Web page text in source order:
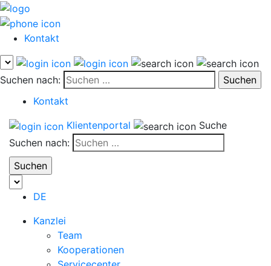
Kontakt
Suchen nach:
Kontakt
Klientenportal
Suche
Suchen nach:
DE
Kanzlei
Team
Kooperationen